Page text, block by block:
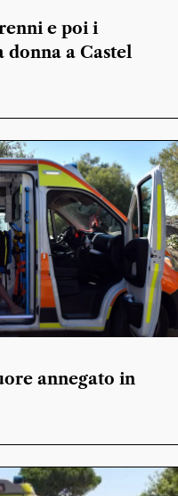
e poi i
a Castel
annegato in